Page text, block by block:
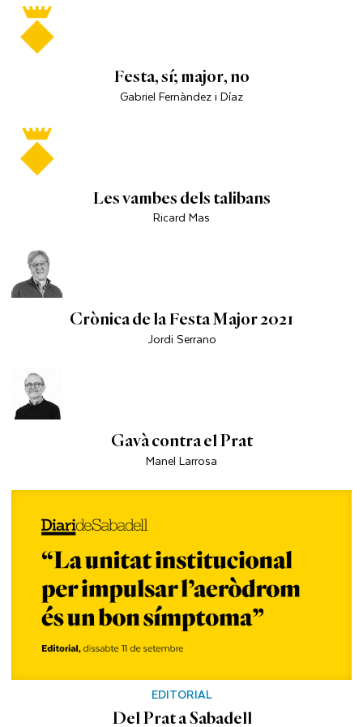
Festa, sí; major, no
Gabriel Fernàndez i Díaz
Les vambes dels talibans
Ricard Mas
Crònica de la Festa Major 2021
Jordi Serrano
Gavà contra el Prat
Manel Larrosa
EDITORIAL
Del Prat a Sabadell